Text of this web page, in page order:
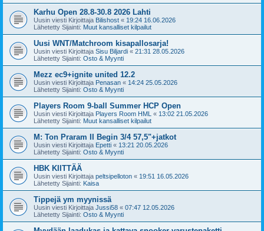
Karhu Open 28.8-30.8 2026 Lahti
Uusin viesti Kirjoittaja Bilishost « 19:24 16.06.2026
Lähetetty Sijainti: Muut kansalliset kilpailut
Uusi WNT/Matchroom kisapallosarja!
Uusin viesti Kirjoittaja Sisu Biljardi « 21:31 28.05.2026
Lähetetty Sijainti: Osto & Myynti
Mezz ec9+ignite united 12.2
Uusin viesti Kirjoittaja Penasan « 14:24 25.05.2026
Lähetetty Sijainti: Osto & Myynti
Players Room 9-ball Summer HCP Open
Uusin viesti Kirjoittaja Players Room HML « 13:02 21.05.2026
Lähetetty Sijainti: Muut kansalliset kilpailut
M: Ton Praram II Begin 3/4 57,5"+jatkot
Uusin viesti Kirjoittaja Epetti « 13:21 20.05.2026
Lähetetty Sijainti: Osto & Myynti
HBK KIITTÄÄ
Uusin viesti Kirjoittaja peltsipelloton « 19:51 16.05.2026
Lähetetty Sijainti: Kaisa
Tippejä ym myynissä
Uusin viesti Kirjoittaja Jussi58 « 07:47 12.05.2026
Lähetetty Sijainti: Osto & Myynti